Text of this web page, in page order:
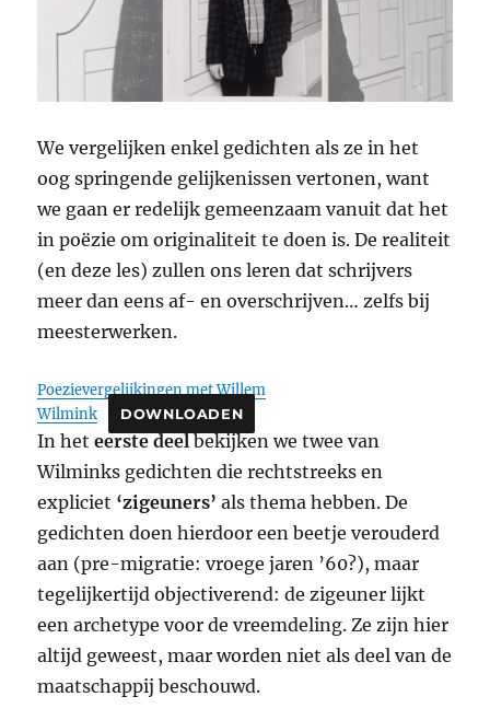
We vergelijken enkel gedichten als ze in het
oog springende gelijkenissen vertonen, want
we gaan er redelijk gemeenzaam vanuit dat het
in poëzie om originaliteit te doen is. De realiteit
(en deze les) zullen ons leren dat schrijvers
meer dan eens af- en overschrijven… zelfs bij
meesterwerken.
Poezievergelijkingen met Willem
Wilmink
DOWNLOADEN
In heteerste deel bekijken we twee van
Wilminks gedichten die rechtstreeks en
expliciet ‘zigeuners’ als thema hebben. De
gedichten doen hierdoor een beetje verouderd
aan (pre-migratie: vroege jaren ’60?), maar
tegelijkertijd objectiverend: de zigeuner lijkt
een archetype voor de vreemdeling. Ze zijn hier
altijd geweest, maar worden niet als deel van de
maatschappij beschouwd.